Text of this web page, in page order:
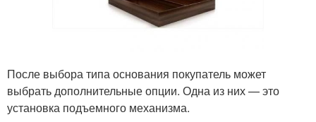
После выбора типа основания покупатель может
выбрать дополнительные опции. Одна из них — это
установка подъемного механизма.